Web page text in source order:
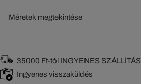
Méretek megtekintése
35000 Ft-tól INGYENES SZÁLLÍTÁS
Ingyenes visszaküldés